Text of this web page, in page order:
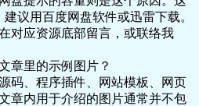
，快速搞定PPT_1.mp4
361.7KB
议用百度网盘软件或迅雷下载。
对应资源底部留言，或联络我
章里的示例图片？
码、程序插件、网站模板、网页
章内用于介绍的图片通常并不包